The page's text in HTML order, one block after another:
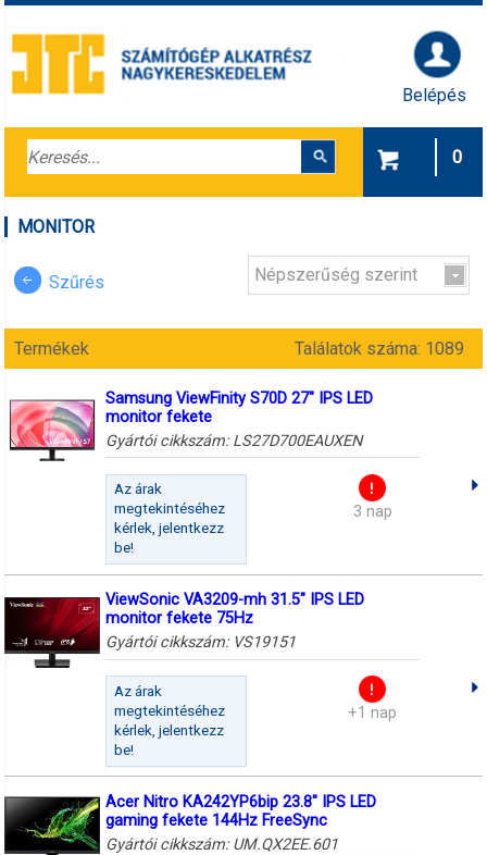
Belépés
0
MONITOR
Szűrés Népszerűség szerint
Termékek Találatok száma: 1089
Samsung ViewFinity S70D 27" IPS LED
monitor fekete
Gyártói cikkszám: LS27D700EAUXEN
Az árak
megtekintéséhez
kérlek, jelentkezz
be!
3 nap
ViewSonic VA3209-mh 31.5" IPS LED
monitor fekete 75Hz
Gyártói cikkszám: VS19151
Az árak
megtekintéséhez
kérlek, jelentkezz
be!
+1 nap
Acer Nitro KA242YP6bip 23.8" IPS LED
gaming fekete 144Hz FreeSync
Gyártói cikkszám: UM.QX2EE.601